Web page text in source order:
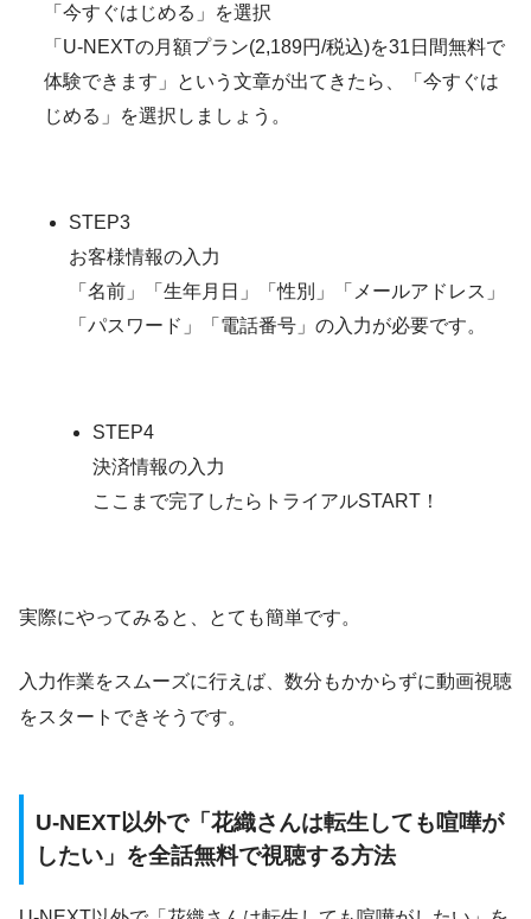
「今すぐはじめる」を選択
「U-NEXTの月額プラン(2,189円/税込)を31日間無料で
体験できます」という文章が出てきたら、「今すぐは
じめる」を選択しましょう。
STEP3
お客様情報の入力
「名前」「生年月日」「性別」「メールアドレス」
「パスワード」「電話番号」の入力が必要です。
STEP4
決済情報の入力
ここまで完了したらトライアルSTART！
実際にやってみると、とても簡単です。
入力作業をスムーズに行えば、数分もかからずに動画視聴
をスタートできそうです。
U-NEXT以外で「花織さんは転生しても喧嘩が
したい」を全話無料で視聴する方法